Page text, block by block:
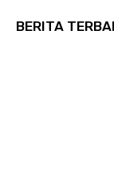
BERITA